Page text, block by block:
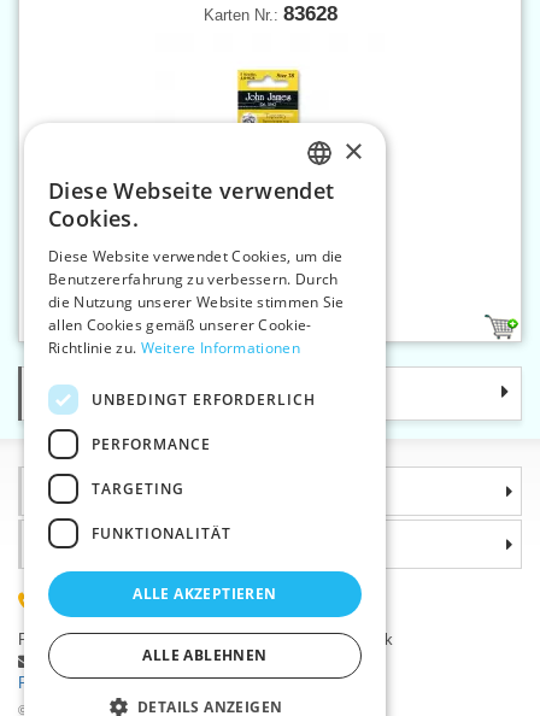
Karten Nr.: 83628
1
Sticknadeln ohne Spitze 28
Kategorie
Informationen
©2026 Kurzwaren-Großhandel - VTC AG., Uničov
Warum sollten Sie gerade uns wählen?
(+420) 585 051 217
Plzeňská 868, 783 91 Uničov, Tschechische Republik
Stellen Sie eine Frage|
Fehler melden
Probleme bei der Anmeldung ?
CZECH
ENGLISH
×
Diese Webseite verwendet
Cookies.
Diese Website verwendet Cookies, um die
Benutzererfahrung zu verbessern. Durch
die Nutzung unserer Website stimmen Sie
allen Cookies gemäß unserer Cookie-
Richtlinie zu. Weitere Informationen
UNBEDINGT ERFORDERLICH
PERFORMANCE
TARGETING
FUNKTIONALITÄT
ALLE AKZEPTIEREN
ALLE ABLEHNEN
DETAILS ANZEIGEN